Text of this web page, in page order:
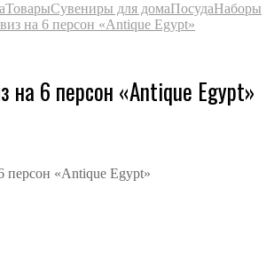
ТоварыСувениры для домаПосудаНаборы
на 6 персон «Antique Egypt»
на 6 персон «Antique Egypt»
персон «Antique Egypt»